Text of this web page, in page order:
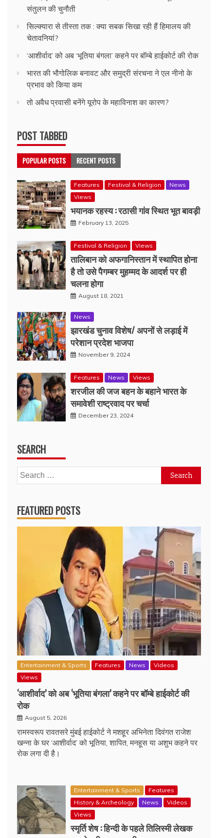
संतुलन की चुनौती
सिल्क्यारा से तीस्ता तक : क्या सबक सिखा रही हैं हिमालय की
चेतावनियां?
‘आशीर्वाद’ को अब ‘भूतिया बंगला’ कहने पर बॉम्बे हाईकोर्ट की रोक
भारत की भौगोलिक बनावट और समुद्री संरचना ने एल नीनो के
प्रभाव को किया कम
तो अवैध प्रवासी बनेंगे यूरोप के महाविनाश का कारण?
POST TABBED
POPULAR POSTS RECENT POSTS
Features Festival & Religion
News
Views
भयानक रहस्य : रठासी गांव स्थित भूत बावड़ी
February 13, 2025
Festival & Religion Views
तालिबान को अफगानिस्तान में स्थापित होना
है तो उसे पैगम्बर मुहम्मद के आदर्श पर ही
चलना होगा
August 18, 2021
News
झारखंड चुनाव विशेष/ अपनों से लड़ाई में
परेशान प्रदेश भाजपा
November 9, 2024
Features News Views
शरजील की जज बहन के बहाने भारत के
समावेशी राष्ट्रवाद पर चर्चा
December 23, 2024
SEARCH
Search
for:
FEATURED POSTS
Entertainment & Sports Features News
Videos
Views
‘आशीर्वाद’ को अब ‘भूतिया बंगला’ कहने पर बॉम्बे हाईकोर्ट की
रोक
August 5, 2026
रामस्वरूप रावतसरे मुंबई हाईकोर्ट ने मशहूर अभिनेता दिवंगत राजेश
खन्ना के घर ‘आशीर्वाद’ को भूतिया, शापित, मनहूस या अशुभ कहने पर
रोक लगा दी है।
Entertainment & Sports
Features
History & Archeology
News
Videos
Views
स्मृर्ति शेष : हिन्दी के पहले तिलिस्मी लेखक